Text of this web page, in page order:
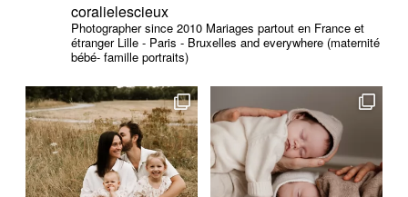
coralielescieux
Photographer since 2010 Mariages partout en France et
étranger Lille - Paris - Bruxelles and everywhere (maternité
bébé- famille portraits)